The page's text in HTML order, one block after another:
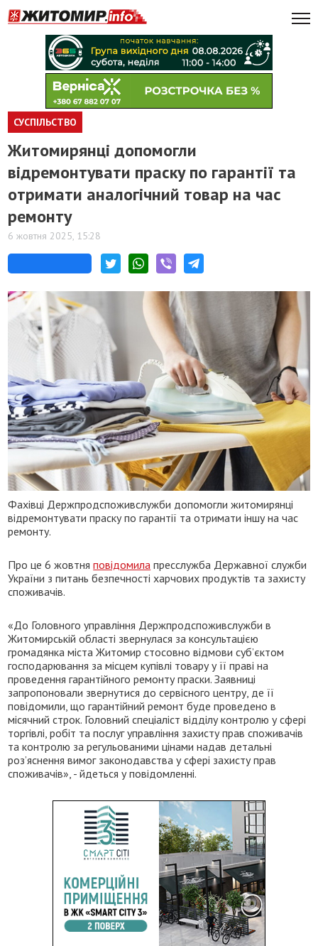
СУСПІЛЬСТВО
Житомирянці допомогли
відремонтувати праску по гарантії та
отримати аналогічний товар на час
ремонту
6 жовтня 2025, 15:28
Фахівці Держпродспоживслужби допомогли житомирянці
відремонтувати праску по гарантії та отримати іншу на час
ремонту.
Про це 6 жовтняповідомила пресслужба Державної служби
України з питань безпечності харчових продуктів та захисту
споживачів.
«До Головного управління Держпродспоживслужби в
Житомирській області звернулася за консультацією
громадянка міста Житомир стосовно відмови суб’єктом
господарювання за місцем купівлі товару у її праві на
проведення гарантійного ремонту праски. Заявниці
запропоновали звернутися до сервісного центру, де її
повідомили, що гарантійний ремонт буде проведено в
місячний строк. Головний спеціаліст відділу контролю у сфері
торгівлі, робіт та послуг управління захисту прав споживачів
та контролю за регульованими цінами надав детальні
роз’яснення вимог законодавства у сфері захисту прав
споживачів», - йдеться у повідомленні.